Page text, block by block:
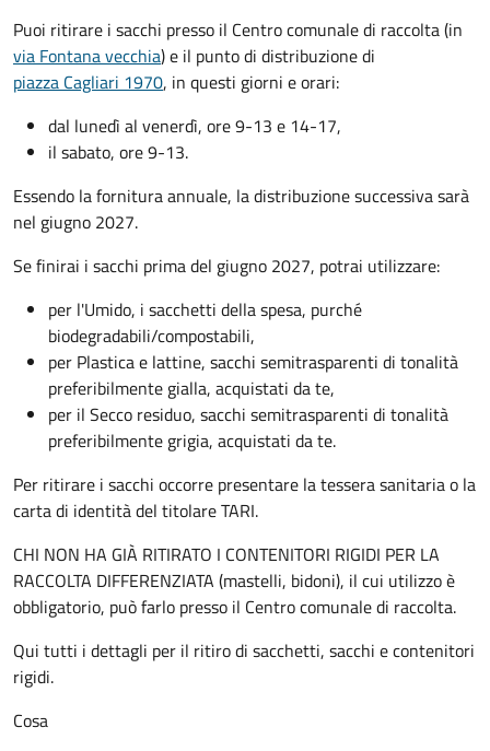
Puoi ritirare i sacchi presso il Centro comunale di raccolta (in
via Fontana vecchia) e il punto di distribuzione di
piazza Cagliari 1970, in questi giorni e orari:
dal lunedì al venerdì, ore 9-13 e 14-17,
il sabato, ore 9-13.
Essendo la fornitura annuale, la distribuzione successiva sarà
nel giugno 2027.
Se finirai i sacchi prima del giugno 2027, potrai utilizzare:
per l'Umido, i sacchetti della spesa, purché
biodegradabili/compostabili,
per Plastica e lattine, sacchi semitrasparenti di tonalità
preferibilmente gialla, acquistati da te,
per il Secco residuo, sacchi semitrasparenti di tonalità
preferibilmente grigia, acquistati da te.
Per ritirare i sacchi occorre presentare la tessera sanitaria o la
carta di identità del titolare TARI.
CHI NON HA GIÀ RITIRATO I CONTENITORI RIGIDI PER LA
RACCOLTA DIFFERENZIATA (mastelli, bidoni), il cui utilizzo è
obbligatorio, può farlo presso il Centro comunale di raccolta.
Qui tutti i dettagli per il ritiro di sacchetti, sacchi e contenitori
rigidi.
Cosa